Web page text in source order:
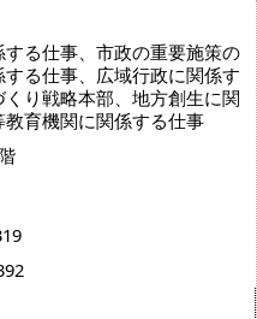
る仕事、市政の重要施策の
る仕事、広域行政に関係す
くり戦略本部、地方創生に関
育機関に関係する仕事